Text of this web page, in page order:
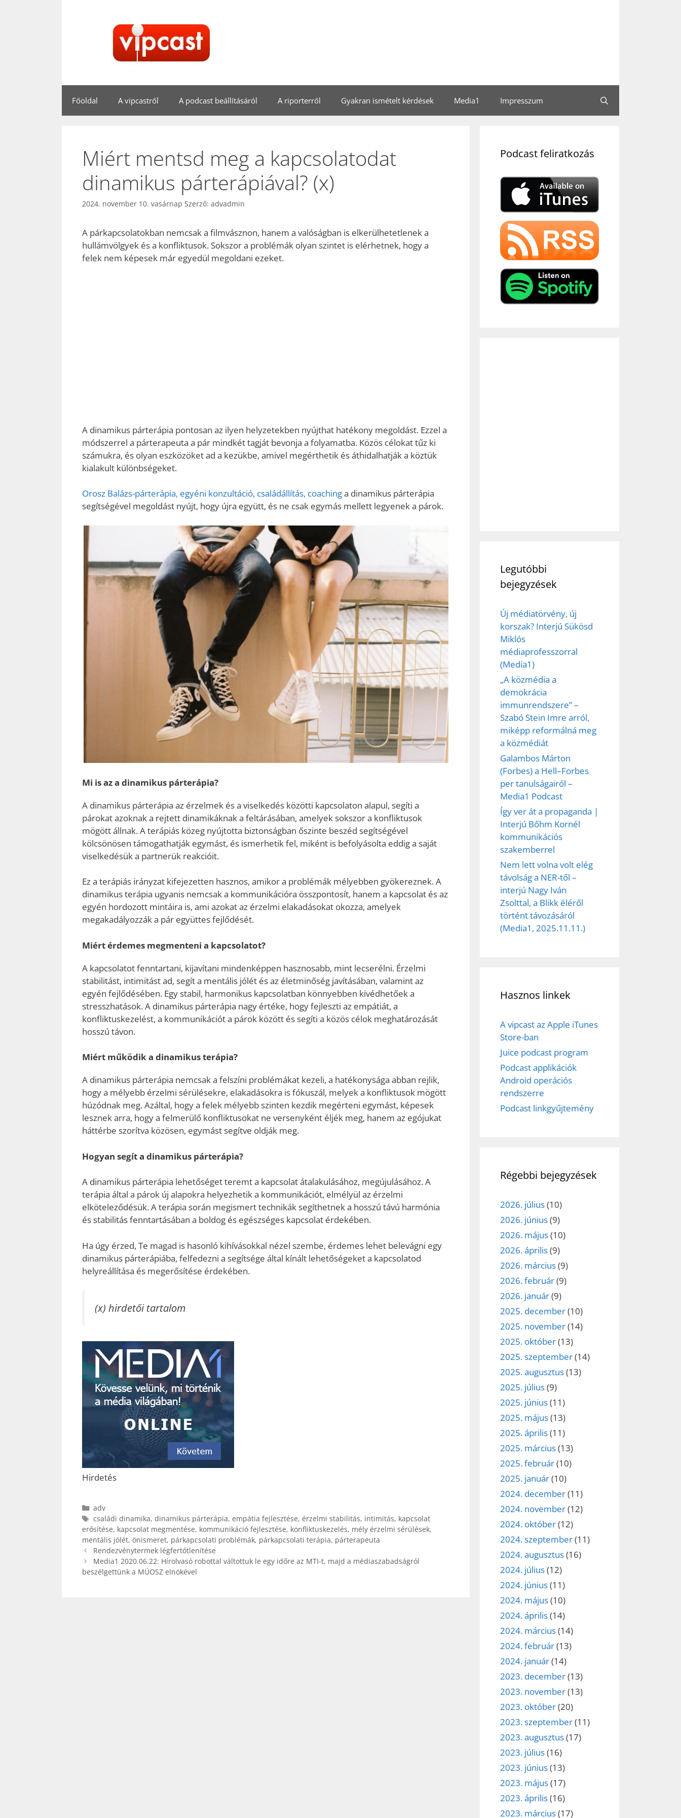
Főoldal A vipcastről A podcast beállításáról A riporterről Gyakran ismételt kérdések Media1 Impresszum
Miért mentsd meg a kapcsolatodat
dinamikus párterápiával? (x)
2024. november 10. vasárnap Szerző: advadmin
A párkapcsolatokban nemcsak a filmvásznon, hanem a valóságban is elkerülhetetlenek a
hullámvölgyek és a konfliktusok. Sokszor a problémák olyan szintet is elérhetnek, hogy a
felek nem képesek már egyedül megoldani ezeket.
A dinamikus párterápia pontosan az ilyen helyzetekben nyújthat hatékony megoldást. Ezzel a
módszerrel a párterapeuta a pár mindkét tagját bevonja a folyamatba. Közös célokat tűz ki
számukra, és olyan eszközöket ad a kezükbe, amivel megérthetik és áthidalhatják a köztük
kialakult különbségeket.
Orosz Balázs-párterápia, egyéni konzultáció, családállítás, coachinga dinamikus párterápia
segítségével megoldást nyújt, hogy újra együtt, és ne csak egymás mellett legyenek a párok.
Mi is az a dinamikus párterápia?
A dinamikus párterápia az érzelmek és a viselkedés közötti kapcsolaton alapul, segíti a
párokat azoknak a rejtett dinamikáknak a feltárásában, amelyek sokszor a konfliktusok
mögött állnak. A terápiás közeg nyújtotta biztonságban őszinte beszéd segítségével
kölcsönösen támogathatják egymást, és ismerhetik fel, miként is befolyásolta eddig a saját
viselkedésük a partnerük reakcióit.
Ez a terápiás irányzat kifejezetten hasznos, amikor a problémák mélyebben gyökereznek. A
dinamikus terápia ugyanis nemcsak a kommunikációra összpontosít, hanem a kapcsolat és az
egyén hordozott mintáira is, ami azokat az érzelmi elakadásokat okozza, amelyek
megakadályozzák a pár együttes fejlődését.
Miért érdemes megmenteni a kapcsolatot?
A kapcsolatot fenntartani, kijavítani mindenképpen hasznosabb, mint lecserélni. Érzelmi
stabilitást, intimitást ad, segít a mentális jólét és az életminőség javításában, valamint az
egyén fejlődésében. Egy stabil, harmonikus kapcsolatban könnyebben kivédhetőek a
stresszhatások. A dinamikus párterápia nagy értéke, hogy fejleszti az empátiát, a
konfliktuskezelést, a kommunikációt a párok között és segíti a közös célok meghatározását
hosszú távon.
Miért működik a dinamikus terápia?
A dinamikus párterápia nemcsak a felszíni problémákat kezeli, a hatékonysága abban rejlik,
hogy a mélyebb érzelmi sérülésekre, elakadásokra is fókuszál, melyek a konfliktusok mögött
húzódnak meg. Azáltal, hogy a felek mélyebb szinten kezdik megérteni egymást, képesek
lesznek arra, hogy a felmerülő konfliktusokat ne versenyként éljék meg, hanem az egójukat
háttérbe szorítva közösen, egymást segítve oldják meg.
Hogyan segít a dinamikus párterápia?
A dinamikus párterápia lehetőséget teremt a kapcsolat átalakulásához, megújulásához. A
terápia által a párok új alapokra helyezhetik a kommunikációt, elmélyül az érzelmi
elköteleződésük. A terápia során megismert technikák segíthetnek a hosszú távú harmónia
és stabilitás fenntartásában a boldog és egészséges kapcsolat érdekében.
Ha úgy érzed, Te magad is hasonló kihívásokkal nézel szembe, érdemes lehet belevágni egy
dinamikus párterápiába, felfedezni a segítsége által kínált lehetőségeket a kapcsolatod
helyreállítása és megerősítése érdekében.
(x) hirdetői tartalom
Hirdetés
Kategória
adv
Címkék
családi dinamika, dinamikus párterápia, empátia fejlesztése, érzelmi stabilitás, intimitás, kapcsolat
erősítése, kapcsolat megmentése, kommunikáció fejlesztése, konfliktuskezelés, mély érzelmi sérülések,
mentális jólét, önismeret, párkapcsolati problémák, párkapcsolati terápia, párterapeuta
Rendezvénytermek légfertőtlenítése
Media1 2020.06.22: Hírolvasó robottal váltottuk le egy időre az MTI-t, majd a médiaszabadságról
beszélgettünk a MÚOSZ elnökével
Podcast feliratkozás
Legutóbbi
bejegyzések
Új médiatörvény, új
korszak? Interjú Sükösd
Miklós
médiaprofesszorral
(Media1)
„A közmédia a
demokrácia
immunrendszere” –
Szabó Stein Imre arról,
miképp reformálná meg
a közmédiát
Galambos Márton
(Forbes) a Hell–Forbes
per tanulságairól –
Media1 Podcast
Így ver át a propaganda |
Interjú Bőhm Kornél
kommunikációs
szakemberrel
Nem lett volna volt elég
távolság a NER-től –
interjú Nagy Iván
Zsolttal, a Blikk éléről
történt távozásáról
(Media1, 2025.11.11.)
Hasznos linkek
A vipcast az Apple iTunes
Store-ban
Juice podcast program
Podcast applikációk
Android operációs
rendszerre
Podcast linkgyűjtemény
Régebbi bejegyzések
2026. július(10)
2026. június(9)
2026. május(10)
2026. április(9)
2026. március(9)
2026. február(9)
2026. január(9)
2025. december(10)
2025. november(14)
2025. október(13)
2025. szeptember(14)
2025. augusztus(13)
2025. július(9)
2025. június(11)
2025. május(13)
2025. április(11)
2025. március(13)
2025. február(10)
2025. január(10)
2024. december(11)
2024. november(12)
2024. október(12)
2024. szeptember(11)
2024. augusztus(16)
2024. július(12)
2024. június(11)
2024. május(10)
2024. április(14)
2024. március(14)
2024. február(13)
2024. január(14)
2023. december(13)
2023. november(13)
2023. október(20)
2023. szeptember(11)
2023. augusztus(17)
2023. július(16)
2023. június(13)
2023. május(17)
2023. április(16)
2023. március(17)